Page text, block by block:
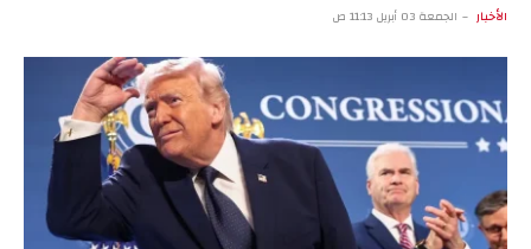
الأخبار الجمعة 03 أبريل 11:13 ص